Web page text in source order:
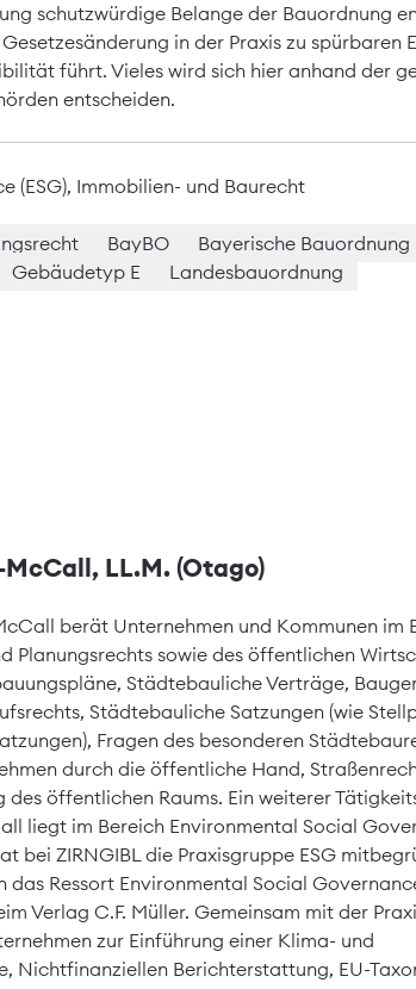
schutzwürdige Belange der Bauordnung
in der Praxis zu spürbaren
führt. Vieles wird sich hier anhand der
entscheiden.
(ESG), Immobilien- und Baurecht
BayBO
Bayerische Bauordnung
Gebäudetyp E Landesbauordnung
LL.M. (Otago)
berät Unternehmen und Kommunen im
Planungsrechts sowie des öffentlichen
Städtebauliche Verträge,
Städtebauliche Satzungen (wie
Fragen des besonderen
durch die öffentliche Hand,
öffentlichen Raums. Ein weiterer
liegt im Bereich Environmental Social
bei ZIRNGIBL die Praxisgruppe ESG
Ressort Environmental Social
Verlag C.F. Müller. Gemeinsam mit der
zur Einführung einer Klima- und
Nichtfinanziellen Berichterstattung, EU-